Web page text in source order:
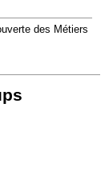
des Métiers